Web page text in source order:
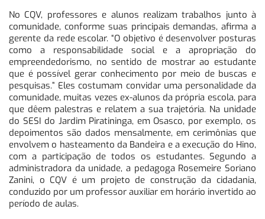
No CQV, professores e alunos realizam trabalhos junto à
comunidade, conforme suas principais demandas, afirma a
gerente da rede escolar. “O objetivo é desenvolver posturas
como a responsabilidade social e a apropriação do
empreendedorismo, no sentido de mostrar ao estudante
que é possível gerar conhecimento por meio de buscas e
pesquisas.” Eles costumam convidar uma personalidade da
comunidade, muitas vezes ex-alunos da própria escola, para
que dêem palestras e relatem a sua trajetória. Na unidade
do SESI do Jardim Piratininga, em Osasco, por exemplo, os
depoimentos são dados mensalmente, em cerimônias que
envolvem o hasteamento da Bandeira e a execução do Hino,
com a participação de todos os estudantes. Segundo a
administradora da unidade, a pedagoga Rosemeire Soriano
Zanini, o CQV é um projeto de construção da cidadania,
conduzido por um professor auxiliar em horário invertido ao
período de aulas.